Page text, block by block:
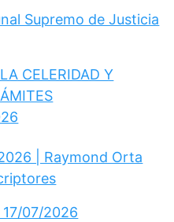
Supremo de Justicia
CELERIDAD Y
| Raymond Orta
07/2026